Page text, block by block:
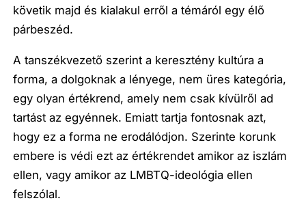
követik majd és kialakul erről a témáról egy élő
párbeszéd.
A tanszékvezető szerint a keresztény kultúra a
forma, a dolgoknak a lényege, nem üres kategória,
egy olyan értékrend, amely nem csak kívülről ad
tartást az egyénnek. Emiatt tartja fontosnak azt,
hogy ez a forma ne erodálódjon. Szerinte korunk
embere is védi ezt az értékrendet amikor az iszlám
ellen, vagy amikor az LMBTQ-ideológia ellen
felszólal.